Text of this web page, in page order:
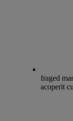
fraged
acoperit